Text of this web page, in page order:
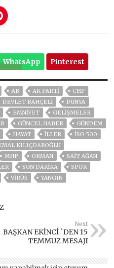
WhatsApp Pinterest
AB AK PARTİ
CHP
DEVLET BAHÇELİ
DÜNYA
EMNİYET
GELIŞMELER
GÜNCEL HABER
GÜNDEM
HAYAT İLLER
İSO 500
KILIÇDAROĞLU
MHP ORMAN
SAIT AĞAN
SON DAKIKA
SPOR
VIRÜS YANGIN
Next
BAŞKAN EKİNCİ `DEN 15
TEMMUZ MESAJI